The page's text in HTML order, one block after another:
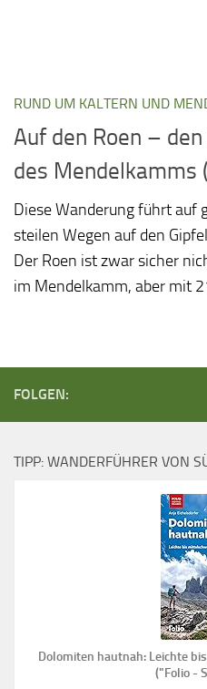
RUND UM KALTERN UND
Auf den Roen –
des Mendelkamms
Diese Wanderung führt auf
steilen Wegen auf den
Der Roen ist zwar sicher
im Mendelkamm, aber mit
FOLGEN:
TIPP: WANDERFÜHRER VON
Dolomiten hautnah: Leichte
("Folio -